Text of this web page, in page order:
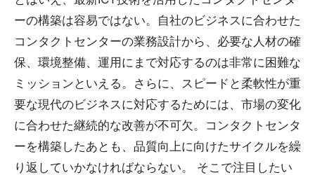
ーの構築は容易ではない。自社のビジネスに合わせた
コンタクトセンターの業務設計から、必要な人材の確
保、環境整備、運用にまで対応するのは非常に困難な
ミッションといえる。さらに、スピードと柔軟性が重
要な現代のビジネスに対応するためには、市場の変化
に合わせた継続的な改善が不可欠。コンタクトセンタ
ーを構築したあとも、品質向上に向けたサイクルを繰
り返していかなければならない。 そこで注目したい